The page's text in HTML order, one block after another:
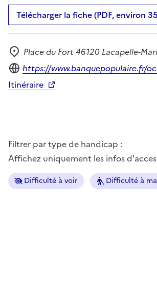
Télécharger la fiche (PDF, environ
Adresse
Place du Fort 46120 Lacapelle-
Site internet
https://www.banquepopulaire.fr/
Itinéraire
Filtrer par type de handicap :
Affichez uniquement les infos
Difficulté à voir Difficulté à